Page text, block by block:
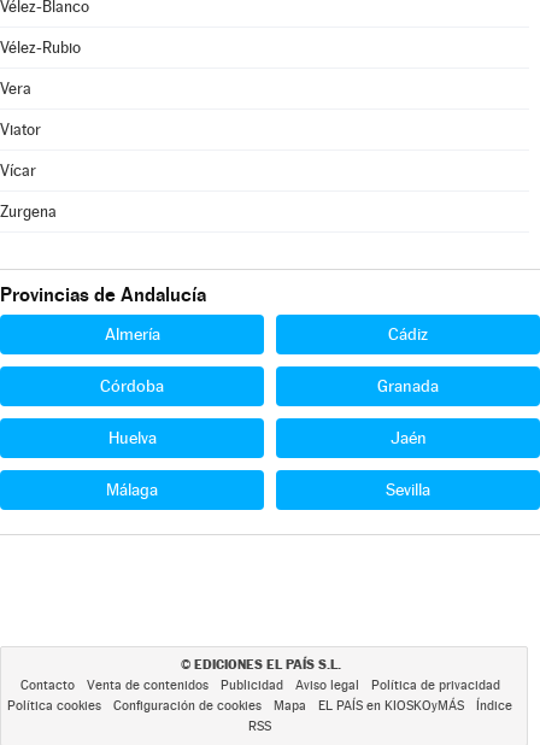
Vélez-Blanco
Vélez-Rubio
Vera
Viator
Vícar
Zurgena
Provincias de Andalucía
Almería Cádiz
Córdoba Granada
Huelva Jaén
Málaga Sevilla
© EDICIONES EL PAÍS S.L.
Contacto Venta de contenidos Publicidad Aviso legal
Política de privacidad
Política cookies
Configuración de cookies Mapa EL PAÍS en KIOSKOyMÁS
Índice
RSS